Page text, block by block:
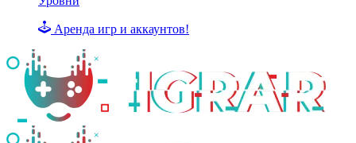
Аренда игр и аккаунтов!